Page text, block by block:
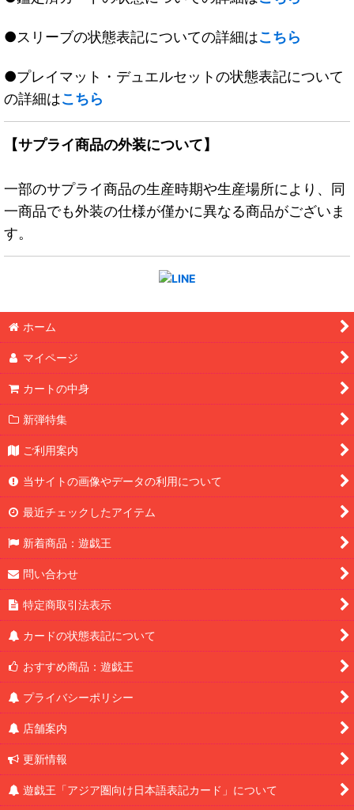
●スリーブの状態表記についての詳細はこちら
●プレイマット・デュエルセットの状態表記について
の詳細はこちら
【サプライ商品の外装について】
一部のサプライ商品の生産時期や生産場所により、同
一商品でも外装の仕様が僅かに異なる商品がございま
す。
ホーム
マイページ
カートの中身
新弾特集
ご利用案内
当サイトの画像やデータの利用について
最近チェックしたアイテム
新着商品：遊戯王
問い合わせ
特定商取引法表示
カードの状態表記について
おすすめ商品：遊戯王
プライバシーポリシー
店舗案内
更新情報
遊戯王「アジア圏向け日本語表記カード」について